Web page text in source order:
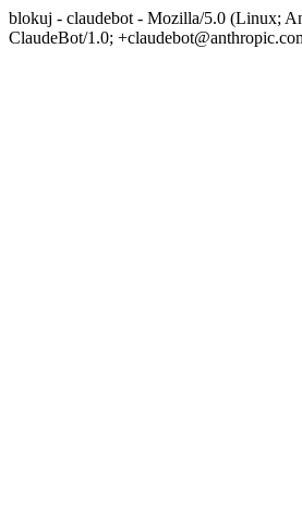
blokuj - claudebot - Mozilla/5.0 (Linux;
ClaudeBot/1.0;